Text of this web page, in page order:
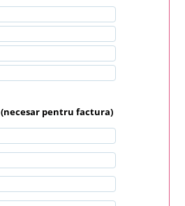
(necesar pentru factura)